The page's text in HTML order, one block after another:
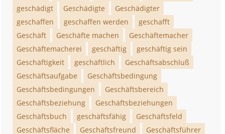
geschädigt
Geschädigte
Geschädigter
geschaffen
geschaffen werden
geschafft
Geschäft
Geschäfte machen
Geschäftemacher
Geschäftemacherei
geschäftig
geschäftig sein
Geschäftigkeit
geschäftlich
Geschäftsabschluß
Geschäftsaufgabe
Geschäftsbedingung
Geschäftsbedingungen
Geschäftsbereich
Geschäftsbeziehung
Geschäftsbeziehungen
Geschäftsbuch
geschäftsfähig
Geschäftsfeld
Geschäftsfläche
Geschäftsfreund
Geschäftsführer